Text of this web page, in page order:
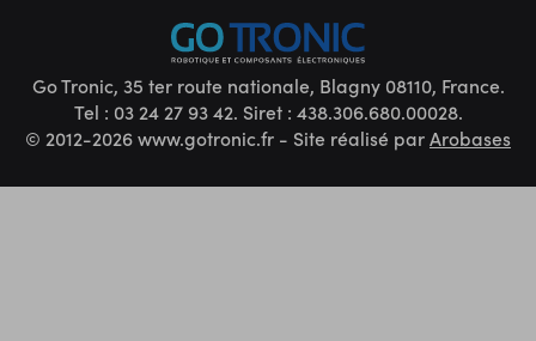
Go Tronic, 35 ter route nationale, Blagny 08110, France.
Tel : 03 24 27 93 42. Siret : 438.306.680.00028.
© 2012-2026 www.gotronic.fr - Site réalisé parArobases